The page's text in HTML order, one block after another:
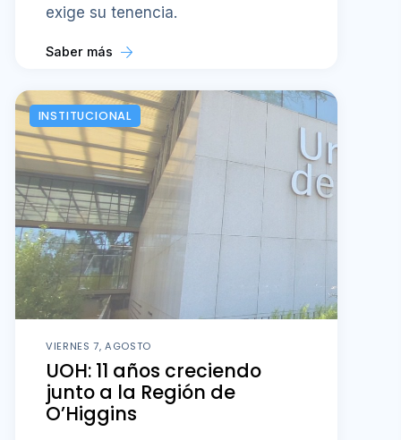
exige su tenencia.
Saber más
INSTITUCIONAL
VIERNES 7, AGOSTO
UOH: 11 años creciendo
junto a la Región de
O’Higgins